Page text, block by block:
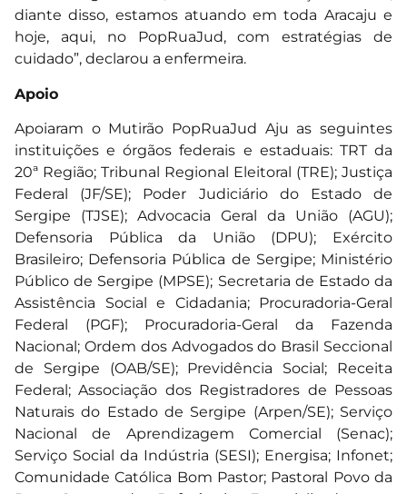
diante disso, estamos atuando em toda Aracaju e
hoje, aqui, no PopRuaJud, com estratégias de
cuidado”, declarou a enfermeira.
Apoio
Apoiaram o Mutirão PopRuaJud Aju as seguintes
instituições e órgãos federais e estaduais: TRT da
20ª Região; Tribunal Regional Eleitoral (TRE); Justiça
Federal (JF/SE); Poder Judiciário do Estado de
Sergipe (TJSE); Advocacia Geral da União (AGU);
Defensoria Pública da União (DPU); Exército
Brasileiro; Defensoria Pública de Sergipe; Ministério
Público de Sergipe (MPSE); Secretaria de Estado da
Assistência Social e Cidadania; Procuradoria-Geral
Federal (PGF); Procuradoria-Geral da Fazenda
Nacional; Ordem dos Advogados do Brasil Seccional
de Sergipe (OAB/SE); Previdência Social; Receita
Federal; Associação dos Registradores de Pessoas
Naturais do Estado de Sergipe (Arpen/SE); Serviço
Nacional de Aprendizagem Comercial (Senac);
Serviço Social da Indústria (SESI); Energisa; Infonet;
Comunidade Católica Bom Pastor; Pastoral Povo da